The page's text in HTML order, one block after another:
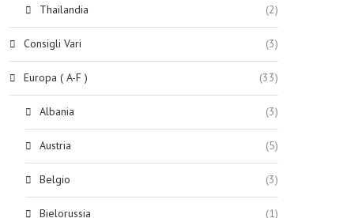
Thailandia (2)
Consigli Vari (3)
Europa ( A-F ) (33)
Albania (3)
Austria (5)
Belgio (3)
Bielorussia (1)